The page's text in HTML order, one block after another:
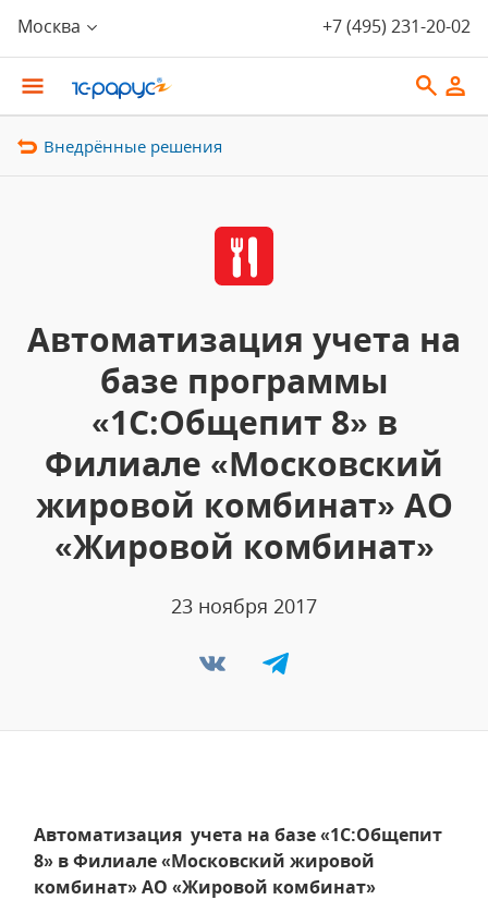
Москва +7 (495) 231-20-02
Внедрённые решения
Автоматизация учета на
базе программы
«1С:Общепит 8» в
Филиале «Московский
жировой комбинат» АО
«Жировой комбинат»
23 ноября 2017
Автоматизация учета на базе «1С:Общепит
8» в Филиале «Московский жировой
комбинат» АО «Жировой комбинат»